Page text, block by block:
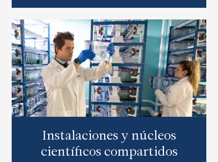
Instalaciones y núcleos
científicos compartidos